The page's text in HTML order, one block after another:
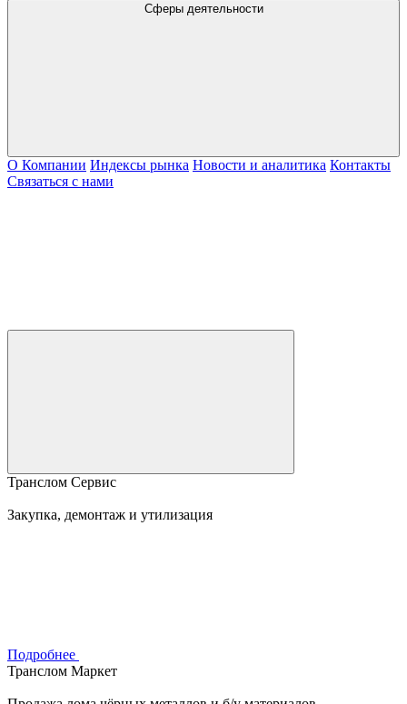
Сферы деятельности
О Компании Индексы рынка Новости и аналитика Контакты
Связаться с нами
Транслом Сервис
Закупка, демонтаж и утилизация
Подробнее
Транслом Маркет